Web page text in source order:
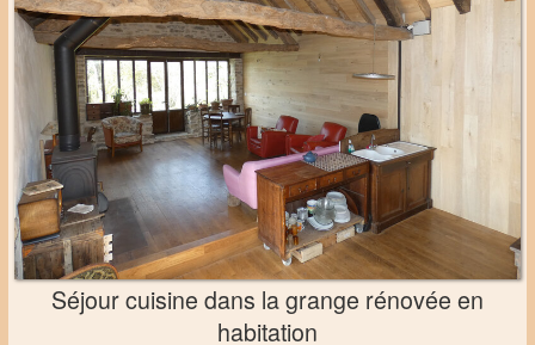
Séjour cuisine dans la grange rénovée en
habitation